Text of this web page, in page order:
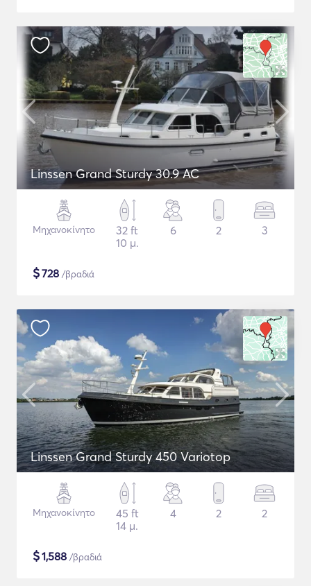
Linssen Grand Sturdy 30.9 AC
Μηχανοκίνητο
32 ft
10 μ.
6 2 3
$728 /βραδιά
Linssen Grand Sturdy 450 Variotop
Μηχανοκίνητο
45 ft
14 μ.
4 2 2
$1,588 /βραδιά